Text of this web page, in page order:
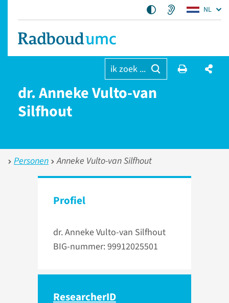
NL
ik zoek ...
dr. Anneke Vulto-van
Silfhout
Personen Anneke Vulto-van Silfhout
Profiel
dr. Anneke Vulto-van Silfhout
BIG-nummer: 99912025501
ResearcherID